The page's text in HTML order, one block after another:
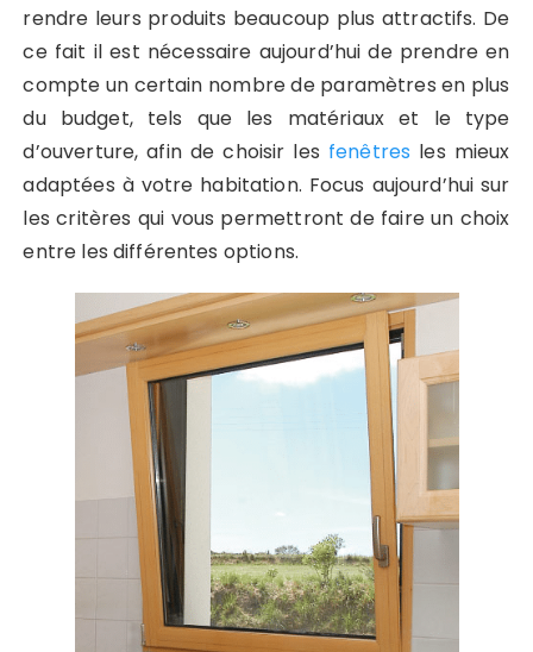
rendre leurs produits beaucoup plus attractifs. De
ce fait il est nécessaire aujourd’hui de prendre en
compte un certain nombre de paramètres en plus
du budget, tels que les matériaux et le type
d’ouverture, afin de choisir les fenêtres les mieux
adaptées à votre habitation. Focus aujourd’hui sur
les critères qui vous permettront de faire un choix
entre les différentes options.